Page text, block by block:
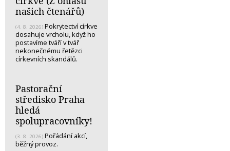
našich čtenářů)
(4. 8. 2026) Pokrytectví církve
dosahuje vrcholu, když ho
postavíme tváří v tvář
nekonečnému řetězci
církevních skandálů.
Pastorační
středisko Praha
hledá
spolupracovníky!
(3. 8. 2026) Pořádání akcí,
běžný provoz.